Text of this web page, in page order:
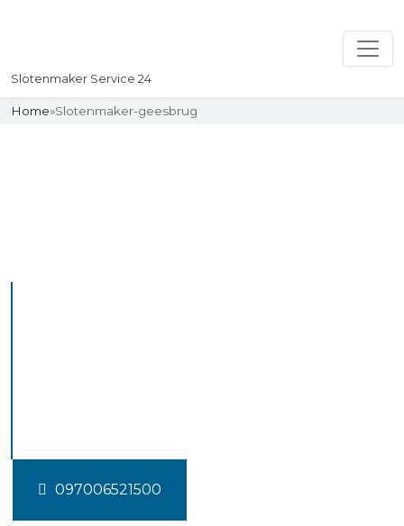
Slotenmaker Service 24
Home»Slotenmaker-geesbrug
097006521500